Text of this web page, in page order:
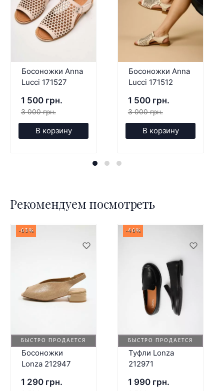
Босоножки Anna
Lucci 171527
1 500 грн.
3 000 грн.
В корзину
Босоножки Anna
Lucci 171512
1 500 грн.
3 000 грн.
В корзину
Рекомендуем посмотреть
БЫСТРО ПРОДАЕТСЯ
-63%
Босоножки
Lonza 212947
1 290 грн.
БЫСТРО ПРОДАЕТСЯ
-46%
Туфли Lonza
212971
1 990 грн.